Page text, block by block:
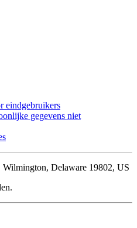
eindgebruikers
gegevens niet
Delaware 19802, US